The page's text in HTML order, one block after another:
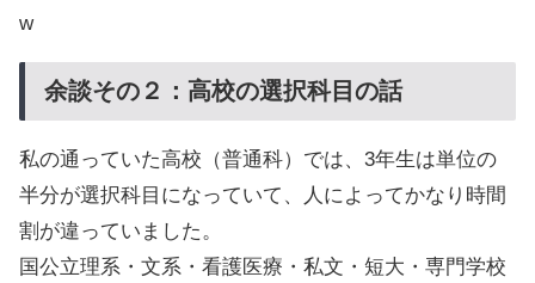
w
余談その２：高校の選択科目の話
私の通っていた高校（普通科）では、3年生は単位の
半分が選択科目になっていて、人によってかなり時間
割が違っていました。
国公立理系・文系・看護医療・私文・短大・専門学校